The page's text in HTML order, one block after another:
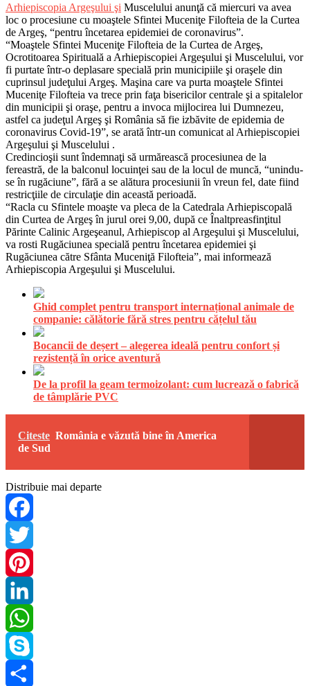
Arhiepiscopia Argeşului şi Muscelului anunţă că miercuri va avea
loc o procesiune cu moaştele Sfintei Muceniţe Filofteia de la Curtea
de Argeş, “pentru încetarea epidemiei de coronavirus”.
“Moaştele Sfintei Muceniţe Filofteia de la Curtea de Argeş,
Ocrotitoarea Spirituală a Arhiepiscopiei Argeşului şi Muscelului, vor
fi purtate într-o deplasare specială prin municipiile şi oraşele din
cuprinsul judeţului Argeş. Maşina care va purta moaştele Sfintei
Muceniţe Filofteia va trece prin faţa bisericilor centrale şi a spitalelor
din municipii şi oraşe, pentru a invoca mijlocirea lui Dumnezeu,
astfel ca judeţul Argeş şi România să fie izbăvite de epidemia de
coronavirus Covid-19”, se arată într-un comunicat al Arhiepiscopiei
Argeşului şi Muscelului .
Credincioşii sunt îndemnaţi să urmărească procesiunea de la
fereastră, de la balconul locuinţei sau de la locul de muncă, “unindu-
se în rugăciune”, fără a se alătura procesiunii în vreun fel, date fiind
restricţiile de circulaţie din această perioadă.
“Racla cu Sfintele moaşte va pleca de la Catedrala Arhiepiscopală
din Curtea de Argeş în jurul orei 9,00, după ce Înaltpreasfinţitul
Părinte Calinic Argeşeanul, Arhiepiscop al Argeşului şi Muscelului,
va rosti Rugăciunea specială pentru încetarea epidemiei şi
Rugăciunea către Sfânta Muceniţă Filofteia”, mai informează
Arhiepiscopia Argeşului şi Muscelului.
Ghid complet pentru transport internațional animale de
companie: călătorie fără stres pentru cățelul tău
Bocancii de deșert – alegerea ideală pentru confort și
rezistență în orice aventură
De la profil la geam termoizolant: cum lucrează o fabrică
de tâmplărie PVC
Citeste România e văzută bine în America
de Sud
Distribuie mai departe
Facebook
Twitter
Pinterest
LinkedIn
WhatsApp
Skype